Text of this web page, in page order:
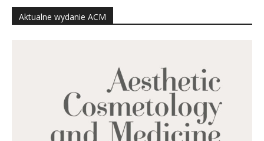
Aktualne wydanie ACM